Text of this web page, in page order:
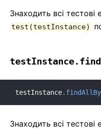
Знаходить всі
test(testInstance)
testInstance.
Знаходить всі тестові